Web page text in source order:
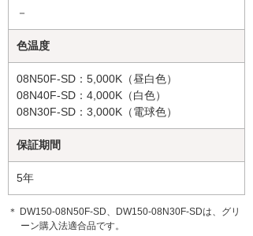
－
色温度
08N50F-SD：5,000K（昼白色）
08N40F-SD：4,000K（白色）
08N30F-SD：3,000K（電球色）
保証期間
5年
＊ DW150-08N50F-SD、DW150-08N30F-SDは、グリ
ーン購入法適合品です。